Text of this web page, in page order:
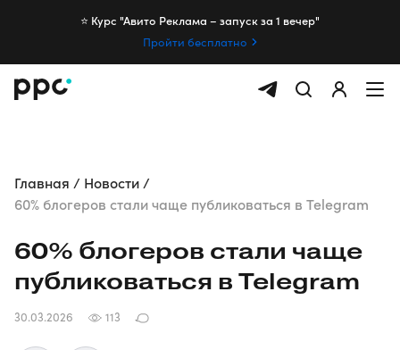
⭐️ Курс "Авито Реклама – запуск за 1 вечер"
Пройти бесплатно
Главная
Новости
60% блогеров стали чаще публиковаться в Telegram
60% блогеров стали чаще
публиковаться в Telegram
30.03.2026 113